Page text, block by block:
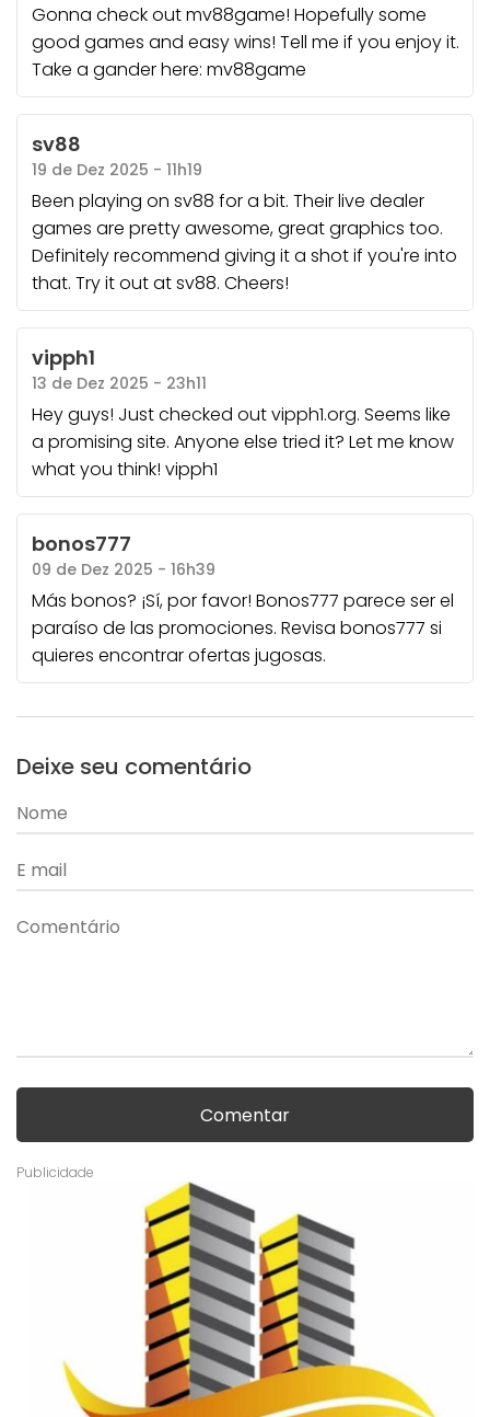
Gonna check out mv88game! Hopefully some
good games and easy wins! Tell me if you enjoy it.
Take a gander here: mv88game
sv88
19 de Dez 2025 - 11h19
Been playing on sv88 for a bit. Their live dealer
games are pretty awesome, great graphics too.
Definitely recommend giving it a shot if you're into
that. Try it out atsv88. Cheers!
vipph1
13 de Dez 2025 - 23h11
Hey guys! Just checked out vipph1.org. Seems like
a promising site. Anyone else tried it? Let me know
what you think! vipph1
bonos777
09 de Dez 2025 - 16h39
Más bonos? ¡Sí, por favor! Bonos777 parece ser el
paraíso de las promociones. Revisa bonos777 si
quieres encontrar ofertas jugosas.
Deixe seu comentário
Comentar